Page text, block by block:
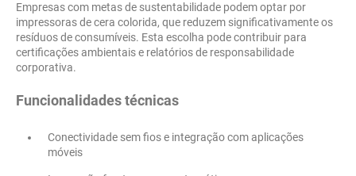
Empresas com metas de sustentabilidade podem optar por
impressoras de cera colorida, que reduzem significativamente os
resíduos de consumíveis. Esta escolha pode contribuir para
certificações ambientais e relatórios de responsabilidade
corporativa.
Funcionalidades técnicas
Conectividade sem fios e integração com aplicações
móveis